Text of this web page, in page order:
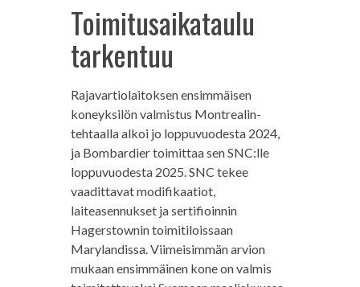
Toimitusaikataulu
tarkentuu
Rajavartiolaitoksen ensimmäisen
koneyksilön valmistus Montrealin-
tehtaalla alkoi jo loppuvuodesta 2024,
ja Bombardier toimittaa sen SNC:lle
loppuvuodesta 2025. SNC tekee
vaadittavat modifikaatiot,
laiteasennukset ja sertifioinnin
Hagerstownin toimitiloissaan
Marylandissa. Viimeisimmän arvion
mukaan ensimmäinen kone on valmis